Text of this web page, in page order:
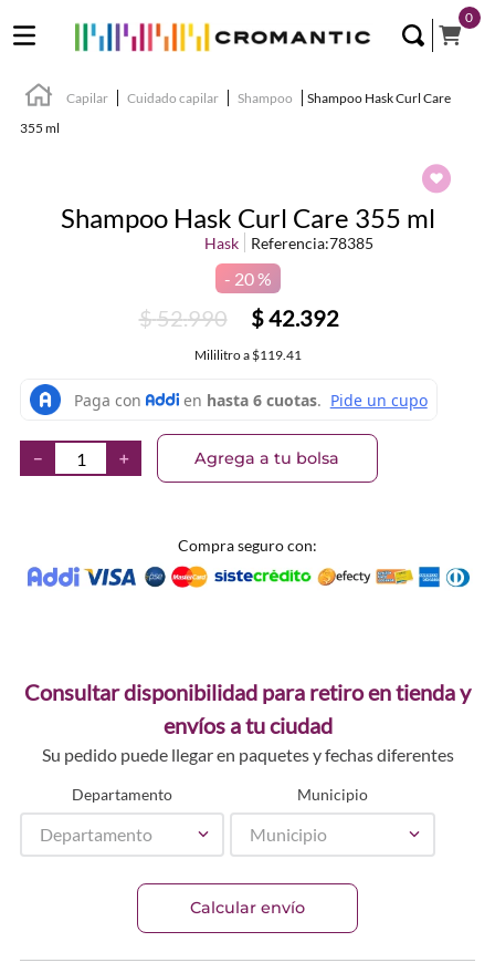
0
Capilar Cuidado capilar Shampoo
Shampoo Hask Curl Care
355 ml
Shampoo Hask Curl Care 355 ml
Hask Referencia:78385
20 %
$52.990 $42.392
Mililitroa $119.41
＋
－ Agrega a tu bolsa
Compra seguro con:
Consultar disponibilidad para retiro en tienda y
envíos a tu ciudad
Su pedido puede llegar en paquetes y fechas diferentes
Departamento
Departamento
Municipio
Municipio
Calcular envío